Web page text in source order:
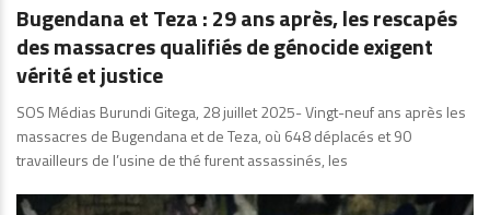
Bugendana et Teza : 29 ans après, les rescapés
des massacres qualifiés de génocide exigent
vérité et justice
SOS Médias Burundi Gitega, 28 juillet 2025- Vingt-neuf ans après les
massacres de Bugendana et de Teza, où 648 déplacés et 90
travailleurs de l’usine de thé furent assassinés, les